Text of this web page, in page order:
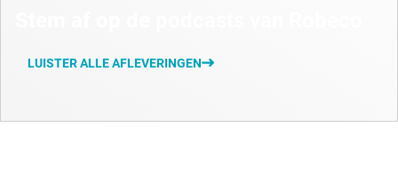
LUISTER ALLE AFLEVERINGEN